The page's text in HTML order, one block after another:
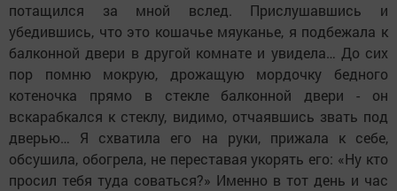
потащился за мной вслед. Прислушавшись и
убедившись, что это кошачье мяуканье, я подбежала к
балконной двери в другой комнате и увидела… До сих
пор помню мокрую, дрожащую мордочку бедного
котеночка прямо в стекле балконной двери - он
вскарабкался к стеклу, видимо, отчаявшись звать под
дверью… Я схватила его на руки, прижала к себе,
обсушила, обогрела, не переставая укорять его: «Ну кто
просил тебя туда соваться?» Именно в тот день и час